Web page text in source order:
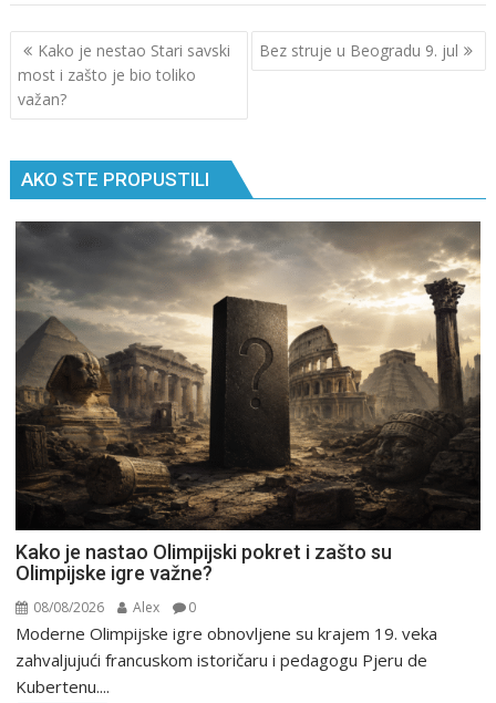
Кретање
чланка
Kako je nestao Stari savski
most i zašto je bio toliko
važan?
Bez struje u Beogradu 9. jul
AKO STE PROPUSTILI
Kako je nastao Olimpijski pokret i zašto su
Olimpijske igre važne?
08/08/2026 Alex 0
Moderne Olimpijske igre obnovljene su krajem 19. veka
zahvaljujući francuskom istoričaru i pedagogu Pjeru de
Kubertenu....